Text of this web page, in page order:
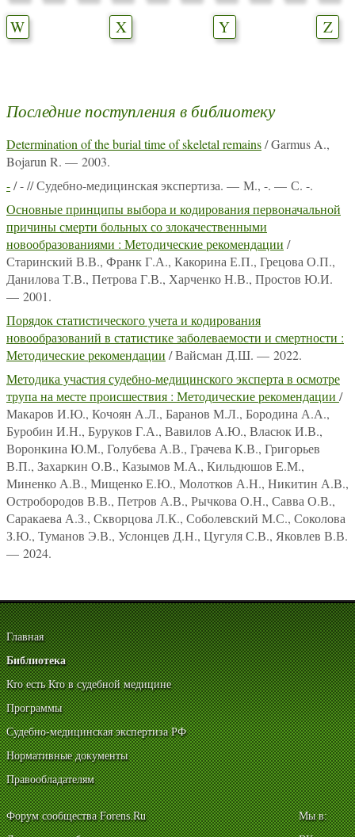
W
X Y Z
Последние поступления в библиотеку
Determination of the burial time of skeletal remains/ Garmus A.,
Bojarun R. — 2003.
-/ - // Судебно-медицинская экспертиза. — М., -. — С. -.
Основные принципы выбора и кодирования первоначальной
причины смерти больных со злокачественными
новообразованиями : Методические рекомендации /
Старинский В.В., Франк Г.А., Какорина Е.П., Грецова О.П.,
Данилова Т.В., Петрова Г.В., Харченко Н.В., Простов Ю.И.
— 2001.
Порядок статистического учета и кодирования
новообразований в статистике заболеваемости и смертности :
Методические рекомендации / Вайсман Д.Ш. — 2022.
Методика участия судебно-медицинского эксперта в осмотре
трупа на месте происшествия : Методические рекомендации /
Макаров И.Ю., Кочоян А.Л., Баранов М.Л., Бородина А.А.,
Буробин И.Н., Буруков Г.А., Вавилов А.Ю., Власюк И.В.,
Воронкина Ю.М., Голубева А.В., Грачева К.В., Григорьев
В.П., Захаркин О.В., Казымов М.А., Кильдюшов Е.М.,
Миненко А.В., Мищенко Е.Ю., Молотков А.Н., Никитин А.В.,
Остробородов В.В., Петров А.В., Рычкова О.Н., Савва О.В.,
Саракаева А.З., Скворцова Л.К., Соболевский М.С., Соколова
З.Ю., Туманов Э.В., Услонцев Д.Н., Цугуля С.В., Яковлев В.В.
— 2024.
Главная
Библиотека
Кто есть Кто в судебной медицине
Программы
Судебно-медицинская экспертиза РФ
Нормативные документы
Правообладателям
Форум сообщества Forens.Ru
Мы в: